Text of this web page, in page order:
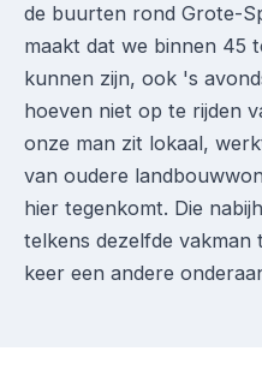
de buurten rond Grote-
maakt dat we binnen 45
kunnen zijn, ook 's
hoeven niet op te rijden
onze man zit lokaal,
van oudere
hier tegenkomt. Die
telkens dezelfde vakman
keer een andere